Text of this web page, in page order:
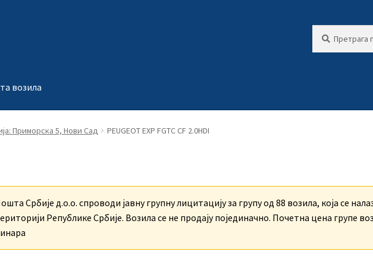
возила
Приморска 5, Нови Сад PEUGEOT EXP FGTC CF 2.0HDI
Србије д.о.о. спроводи јавну групну лицитацију за групу од 88 возила, која се
Републике Србије. Возила се не продају појединачно. Почетна цена групе